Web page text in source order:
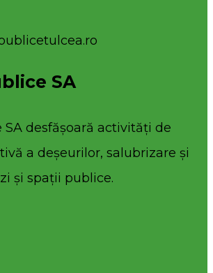
SA
SA desfășoară activități de
a deșeurilor, salubrizare și
și spații publice.